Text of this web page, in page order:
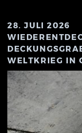
28. JULI 2026
WELTKRIEG IN